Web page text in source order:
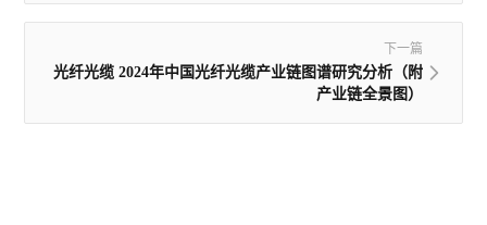
下一篇
光纤光缆 2024年中国光纤光缆产业链图谱研究分析（附
产业链全景图）